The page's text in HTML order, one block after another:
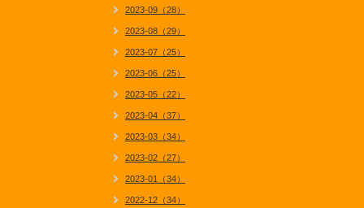
2023-09（28）
2023-08（29）
2023-07（25）
2023-06（25）
2023-05（22）
2023-04（37）
2023-03（34）
2023-02（27）
2023-01（34）
2022-12（34）